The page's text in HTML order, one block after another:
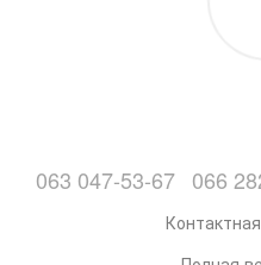
063 047-53-67 066